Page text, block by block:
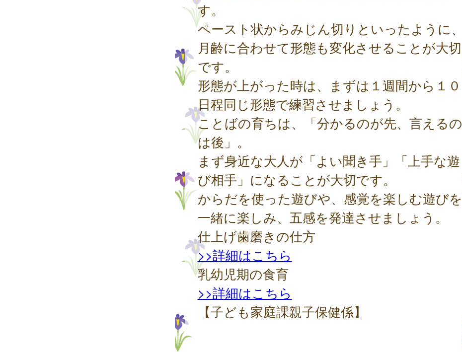
す。
ペースト状からみじん切りといったように、
月齢に合わせて形態も変化させることが大切
です。
形態が上がった時は、まずは１週間から１０
日程同じ形態で練習させましょう。
ことばの育ちは、「分かるのが先、言えるの
は後」。
まず身近な大人が「よい聞き手」「上手な遊
び相手」になることが大切です。
からだを使った遊びや、感覚を楽しむ遊びを
一緒に楽しみ、五感を発達させましょう。
仕上げ歯磨きの仕方
>>詳細はこちら
乳幼児期の食育
>>詳細はこちら
【子ども家庭課親子保健係】